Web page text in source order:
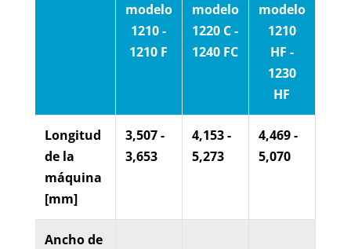
modelo
1210 -
1210 F
modelo
1220 C -
1240 FC
modelo
1210
HF -
1230
HF
Longitud
de la
máquina
[mm]
3,507 -
3,653
4,153 -
5,273
4,469 -
5,070
Ancho de